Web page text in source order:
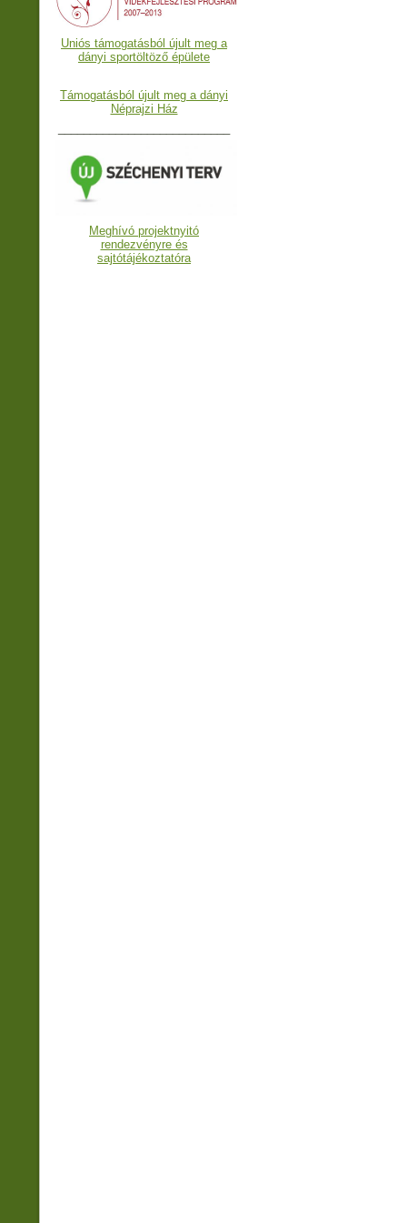
Uniós támogatásból újult meg a
dányi sportöltöző épülete
Támogatásból újult meg a dányi
Néprajzi Ház
Meghívó projektnyitó
rendezvényre és
sajtótájékoztatóra